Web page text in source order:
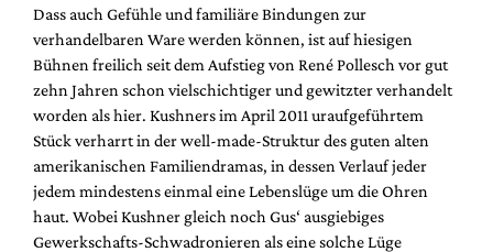
Dass auch Gefühle und familiäre Bindungen zur
verhandelbaren Ware werden können, ist auf hiesigen
Bühnen freilich seit dem Aufstieg von René Pollesch vor gut
zehn Jahren schon vielschichtiger und gewitzter verhandelt
worden als hier. Kushners im April 2011 uraufgeführtem
Stück verharrt in der well-made-Struktur des guten alten
amerikanischen Familiendramas, in dessen Verlauf jeder
jedem mindestens einmal eine Lebenslüge um die Ohren
haut. Wobei Kushner gleich noch Gus‘ ausgiebiges
Gewerkschafts-Schwadronieren als eine solche Lüge